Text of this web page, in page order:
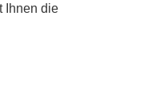
Ihnen die